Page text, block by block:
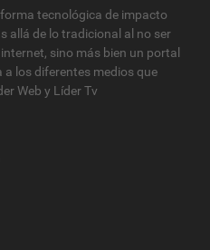
tecnológica de impacto
allá de lo tradicional al no ser
sino más bien un portal
los diferentes medios que
Web y Líder Tv